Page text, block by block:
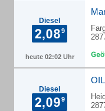
Diesel
heute 02:02 Uhr
Diesel